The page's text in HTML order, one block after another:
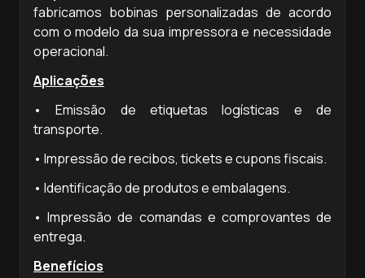
fabricamos bobinas personalizadas de acordo
com o modelo da sua impressora e necessidade
operacional.
Aplicações
• Emissão de etiquetas logísticas e de
transporte.
• Impressão de recibos, tickets e cupons fiscais.
• Identificação de produtos e embalagens.
• Impressão de comandas e comprovantes de
entrega.
Benefícios